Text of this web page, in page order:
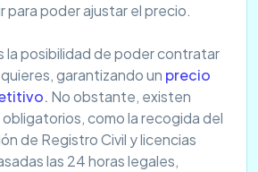
para poder ajustar el precio.
la posibilidad de poder contratar
garantizando un precio
. No obstante, existen
como la recogida del
de Registro Civil y licencias
las 24 horas legales,